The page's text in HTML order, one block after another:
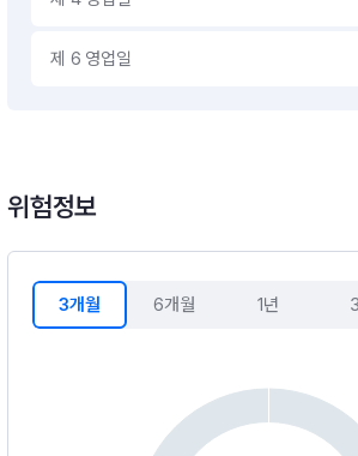
제 6 영업일
위험정보
3개월 6개월 1년